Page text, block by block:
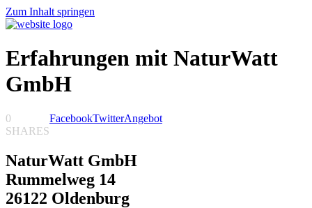
Zum Inhalt springen
Erfahrungen mit NaturWatt
GmbH
0
SHARES
FacebookTwitterAngebot
NaturWatt GmbH
Rummelweg 14
26122 Oldenburg